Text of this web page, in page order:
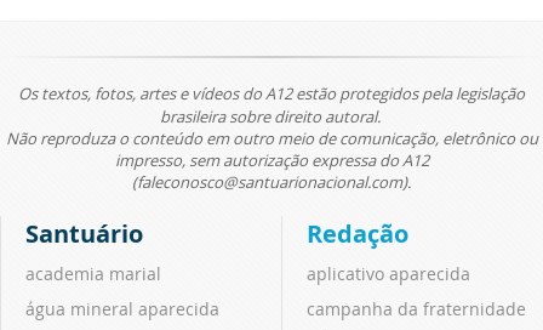
Os textos, fotos, artes e vídeos do A12 estão protegidos pela legislação
brasileira sobre direito autoral.
Não reproduza o conteúdo em outro meio de comunicação, eletrônico ou
impresso, sem autorização expressa do A12
(faleconosco@santuarionacional.com).
Santuário
academia marial
água mineral aparecida
Redação
aplicativo aparecida
campanha da fraternidade